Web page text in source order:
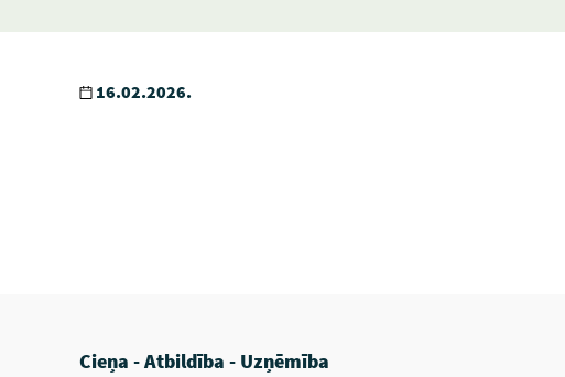
16.02.2026.
Cieņa - Atbildība - Uzņēmība